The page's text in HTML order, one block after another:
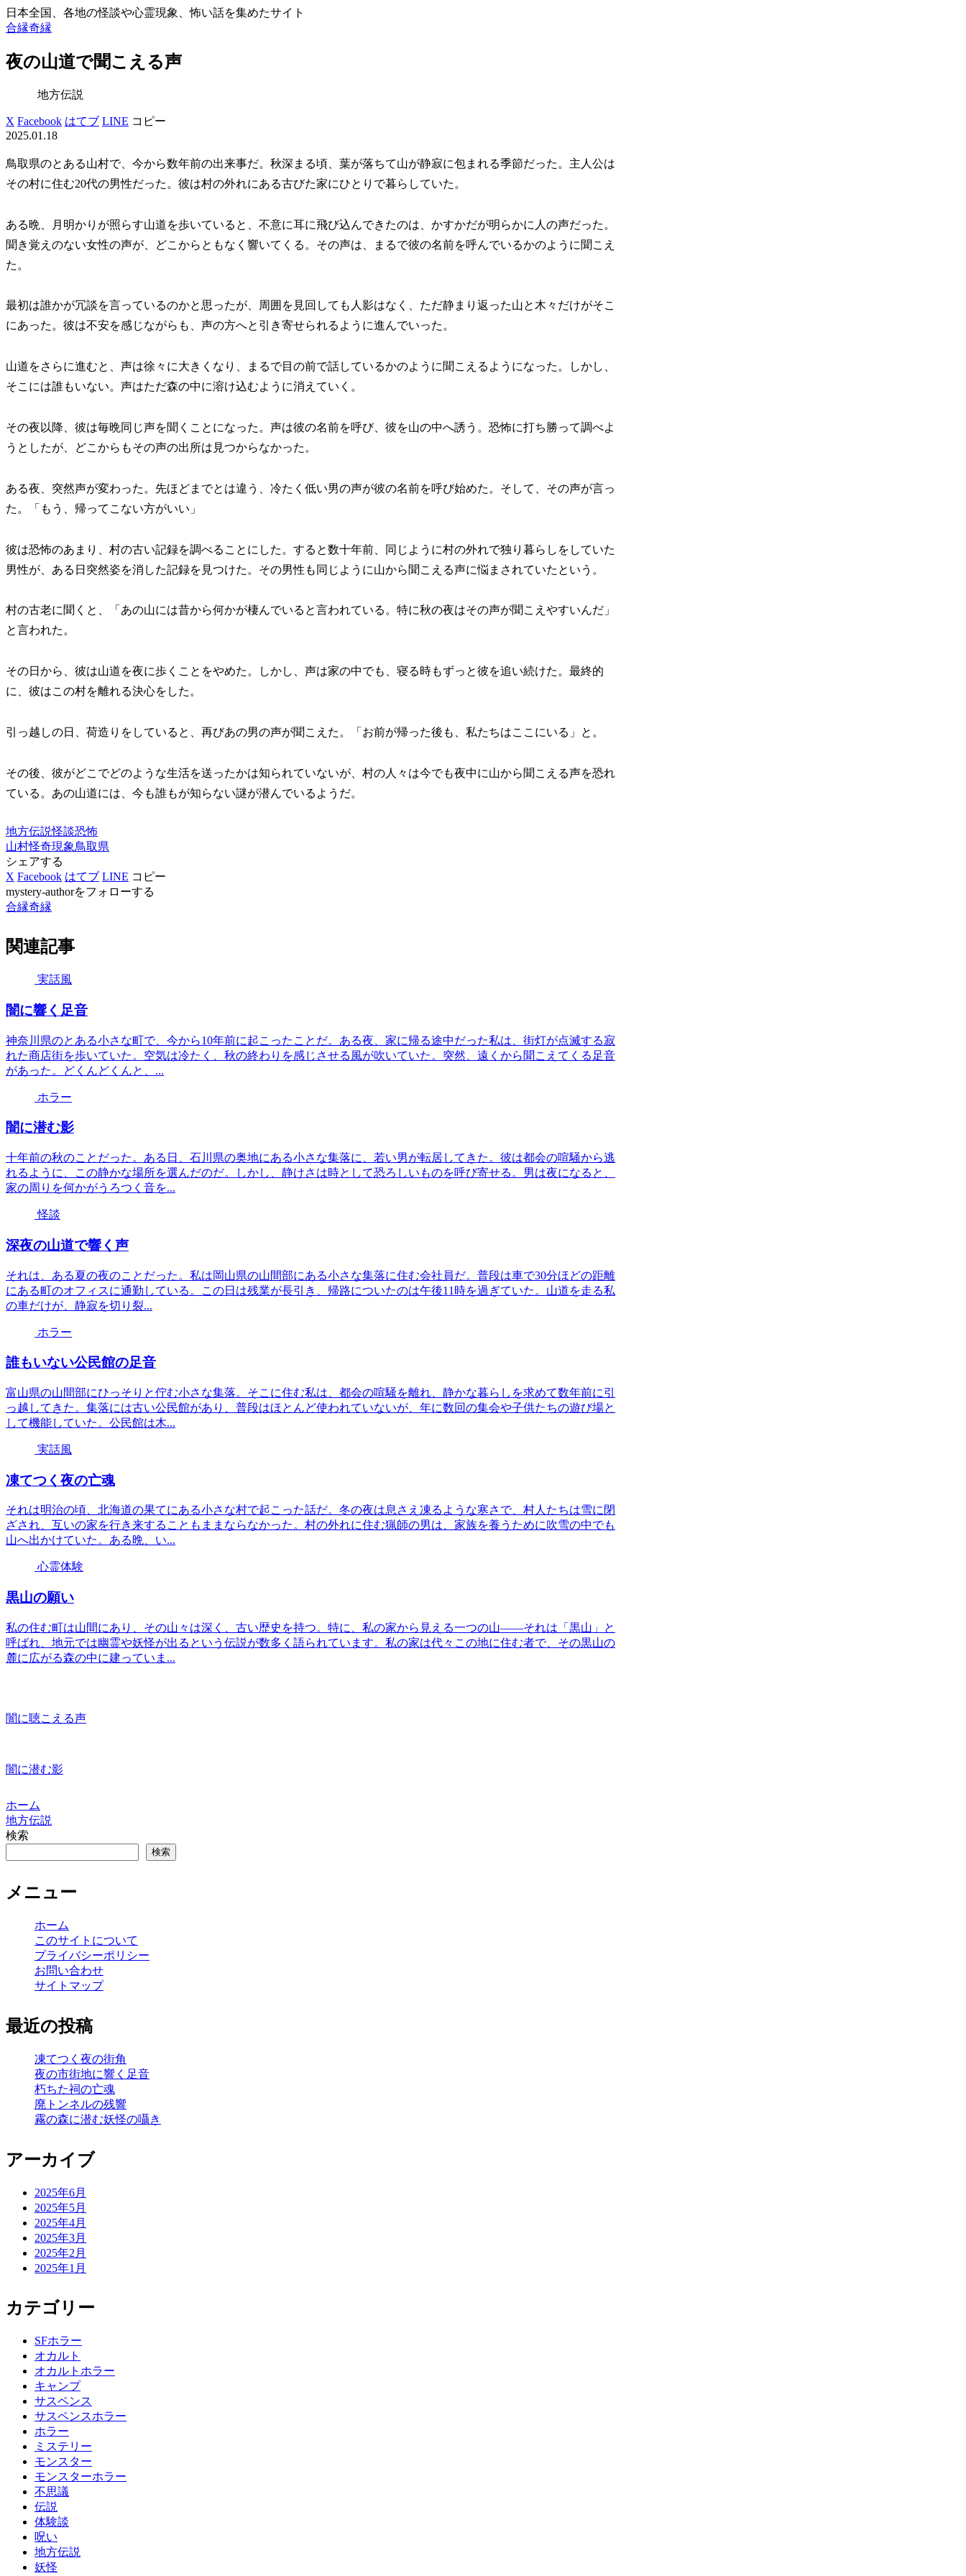
日本全国、各地の怪談や心霊現象、怖い話を集めたサイト
合縁奇縁
夜の山道で聞こえる声
地方伝説
X Facebook はてブ LINE コピー
2025.01.18
鳥取県のとある山村で、今から数年前の出来事だ。秋深まる頃、葉が落ちて山が静寂に包まれる季節だった。主人公は
その村に住む20代の男性だった。彼は村の外れにある古びた家にひとりで暮らしていた。
ある晩、月明かりが照らす山道を歩いていると、不意に耳に飛び込んできたのは、かすかだが明らかに人の声だった。
聞き覚えのない女性の声が、どこからともなく響いてくる。その声は、まるで彼の名前を呼んでいるかのように聞こえ
た。
最初は誰かが冗談を言っているのかと思ったが、周囲を見回しても人影はなく、ただ静まり返った山と木々だけがそこ
にあった。彼は不安を感じながらも、声の方へと引き寄せられるように進んでいった。
山道をさらに進むと、声は徐々に大きくなり、まるで目の前で話しているかのように聞こえるようになった。しかし、
そこには誰もいない。声はただ森の中に溶け込むように消えていく。
その夜以降、彼は毎晩同じ声を聞くことになった。声は彼の名前を呼び、彼を山の中へ誘う。恐怖に打ち勝って調べよ
うとしたが、どこからもその声の出所は見つからなかった。
ある夜、突然声が変わった。先ほどまでとは違う、冷たく低い男の声が彼の名前を呼び始めた。そして、その声が言っ
た。「もう、帰ってこない方がいい」
彼は恐怖のあまり、村の古い記録を調べることにした。すると数十年前、同じように村の外れで独り暮らしをしていた
男性が、ある日突然姿を消した記録を見つけた。その男性も同じように山から聞こえる声に悩まされていたという。
村の古老に聞くと、「あの山には昔から何かが棲んでいると言われている。特に秋の夜はその声が聞こえやすいんだ」
と言われた。
その日から、彼は山道を夜に歩くことをやめた。しかし、声は家の中でも、寝る時もずっと彼を追い続けた。最終的
に、彼はこの村を離れる決心をした。
引っ越しの日、荷造りをしていると、再びあの男の声が聞こえた。「お前が帰った後も、私たちはここにいる」と。
その後、彼がどこでどのような生活を送ったかは知られていないが、村の人々は今でも夜中に山から聞こえる声を恐れ
ている。あの山道には、今も誰もが知らない謎が潜んでいるようだ。
地方伝説怪談恐怖
山村怪奇現象鳥取県
シェアする
X Facebook はてブ LINE コピー
mystery-authorをフォローする
合縁奇縁
関連記事
実話風
闇に響く足音
神奈川県のとある小さな町で、今から10年前に起こったことだ。ある夜、家に帰る途中だった私は、街灯が点滅する寂
れた商店街を歩いていた。空気は冷たく、秋の終わりを感じさせる風が吹いていた。突然、遠くから聞こえてくる足音
があった。どくんどくんと、...
ホラー
闇に潜む影
十年前の秋のことだった。ある日、石川県の奥地にある小さな集落に、若い男が転居してきた。彼は都会の喧騒から逃
れるように、この静かな場所を選んだのだ。しかし、静けさは時として恐ろしいものを呼び寄せる。男は夜になると、
家の周りを何かがうろつく音を...
怪談
深夜の山道で響く声
それは、ある夏の夜のことだった。私は岡山県の山間部にある小さな集落に住む会社員だ。普段は車で30分ほどの距離
にある町のオフィスに通勤している。この日は残業が長引き、帰路についたのは午後11時を過ぎていた。山道を走る私
の車だけが、静寂を切り裂...
ホラー
誰もいない公民館の足音
富山県の山間部にひっそりと佇む小さな集落。そこに住む私は、都会の喧騒を離れ、静かな暮らしを求めて数年前に引
っ越してきた。集落には古い公民館があり、普段はほとんど使われていないが、年に数回の集会や子供たちの遊び場と
して機能していた。公民館は木...
実話風
凍てつく夜の亡魂
それは明治の頃、北海道の果てにある小さな村で起こった話だ。冬の夜は息さえ凍るような寒さで、村人たちは雪に閉
ざされ、互いの家を行き来することもままならなかった。村の外れに住む猟師の男は、家族を養うために吹雪の中でも
山へ出かけていた。ある晩、い...
心霊体験
黒山の願い
私の住む町は山間にあり、その山々は深く、古い歴史を持つ。特に、私の家から見える一つの山——それは「黒山」と
呼ばれ、地元では幽霊や妖怪が出るという伝説が数多く語られています。私の家は代々この地に住む者で、その黒山の
麓に広がる森の中に建っていま...
闇に聴こえる声
闇に潜む影
ホーム
地方伝説
検索
検索
メニュー
ホーム
このサイトについて
プライバシーポリシー
お問い合わせ
サイトマップ
最近の投稿
凍てつく夜の街角
夜の市街地に響く足音
朽ちた祠の亡魂
廃トンネルの残響
霧の森に潜む妖怪の囁き
アーカイブ
2025年6月
2025年5月
2025年4月
2025年3月
2025年2月
2025年1月
カテゴリー
SFホラー
オカルト
オカルトホラー
キャンプ
サスペンス
サスペンスホラー
ホラー
ミステリー
モンスター
モンスターホラー
不思議
伝説
体験談
呪い
地方伝説
妖怪